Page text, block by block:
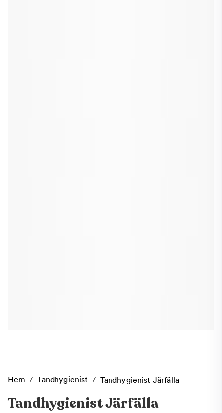
Hem / Tandhygienist / Tandhygienist Järfälla
Tandhygienist Järfälla